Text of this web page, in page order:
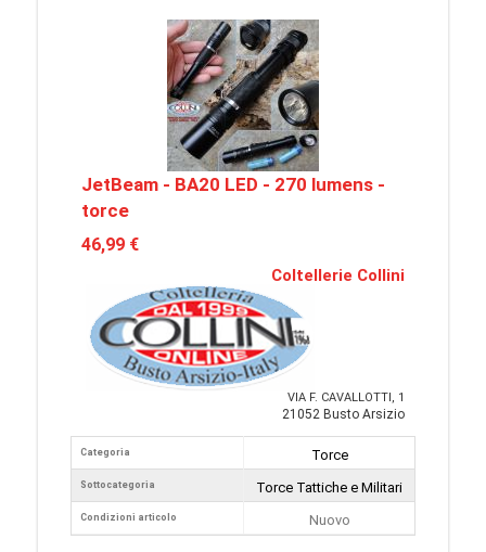
JetBeam - BA20 LED - 270 lumens -
torce
46,99 €
Coltellerie Collini
VIA F. CAVALLOTTI, 1
21052 Busto Arsizio
Categoria
Sottocategoria
Condizioni articolo
Torce
Torce Tattiche e Militari
Nuovo